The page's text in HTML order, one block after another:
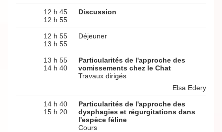
12 h 45
12 h 55
Discussion
12 h 55
13 h 55
Déjeuner
13 h 55
14 h 40
Particularités de l'approche des
vomissements chez le Chat
Travaux dirigés
Elsa Edery
14 h 40
15 h 20
Particularités de l'approche des
dysphagies et régurgitations dans
l'espèce féline
Cours